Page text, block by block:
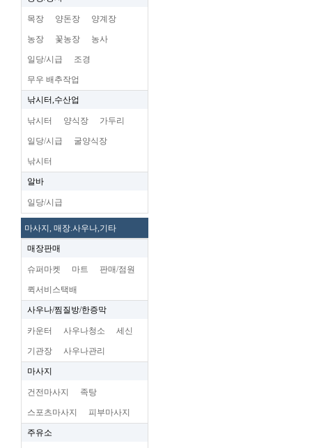
목장 양돈장 양계장
농장 꽃농장 농사
일당/시급 조경
무우 배추작업
낚시터,수산업
낚시터 양식장 가두리
일당/시급 굴양식장
낚시터
알바
일당/시급
마사지, 매장.사우나,기타
매장판매
슈퍼마켓 마트 판매/점원
퀵서비스택배
사우나/찜질방/한증막
카운터 사우나청소 세신
기관장 사우나관리
마사지
건전마사지 족탕
스포츠마사지 피부마사지
주유소